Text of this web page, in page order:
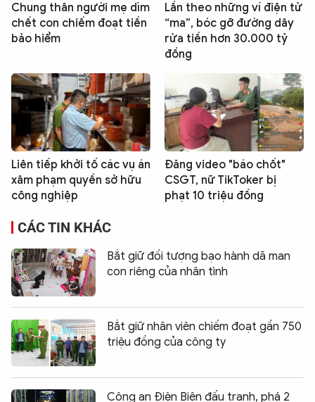
Chung thân người mẹ dìm
chết con chiếm đoạt tiền
bảo hiểm
Lần theo những ví điện tử
“ma”, bóc gỡ đường dây
rửa tiền hơn 30.000 tỷ
đồng
Liên tiếp khởi tố các vụ án
xâm phạm quyền sở hữu
công nghiệp
Đăng video "báo chốt"
CSGT, nữ TikToker bị
phạt 10 triệu đồng
CÁC TIN KHÁC
Bắt giữ đối tượng bạo hành dã man
con riêng của nhân tình
Bắt giữ nhân viên chiếm đoạt gần 750
triệu đồng của công ty
Công an Điện Biên đấu tranh, phá 2